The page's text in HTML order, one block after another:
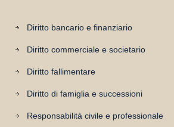
Diritto bancario e finanziario
Diritto commerciale e societario
Diritto fallimentare
Diritto di famiglia e successioni
Responsabilità civile e professionale